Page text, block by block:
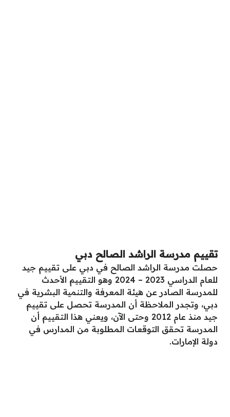
تقييم مدرسة الراشد الصالح دبي
حصلت مدرسة الراشد الصالح في دبي على تقييم جيد
للعام الدراسي 2023 – 2024 وهو التقييم الأحدث
للمدرسة الصادر عن هيئة المعرفة والتنمية البشرية في
دبي، وتجدر الملاحظة أن المدرسة تحصل على تقييم
جيد منذ عام 2012 وحتى الآن، ويعني هذا التقييم أن
المدرسة تحقق التوقعات المطلوبة من المدارس في
دولة الإمارات.